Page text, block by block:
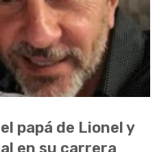
papá de Lionel y
en su carrera